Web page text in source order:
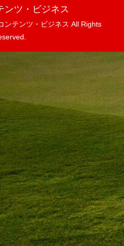
ンツ・ビジネス
ンテンツ・ビジネス All Rights